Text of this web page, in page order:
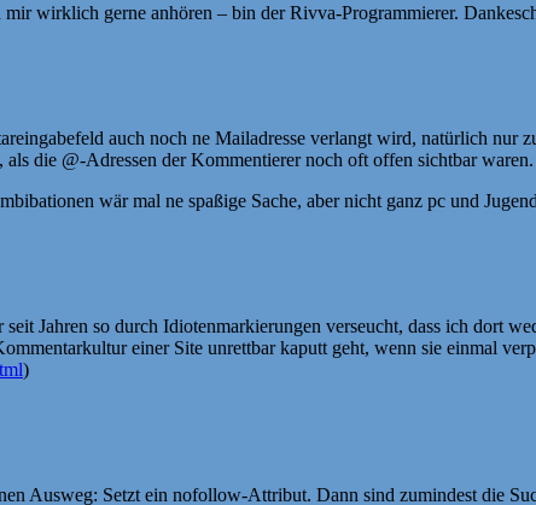
wirklich gerne anhören – bin der Rivva-Programmierer.
auch noch ne Mailadresse verlangt wird, natürlich nur
die @-Adressen der Kommentierer noch oft offen sichtbar waren.
wär mal ne spaßige Sache, aber nicht ganz pc und
Jahren so durch Idiotenmarkierungen verseucht, dass ich dort
einer Site unrettbar kaputt geht, wenn sie einmal
)
Ausweg: Setzt ein nofollow-Attribut. Dann sind zumindest die